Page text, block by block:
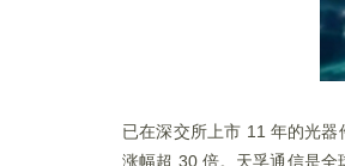
已在深交所上市 11 年的光
涨幅超 30 倍。天孚通信是